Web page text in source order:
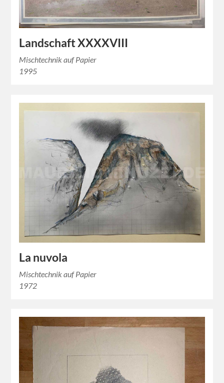
Landschaft XXXXVIII
Mischtechnik auf Papier
1995
La nuvola
Mischtechnik auf Papier
1972